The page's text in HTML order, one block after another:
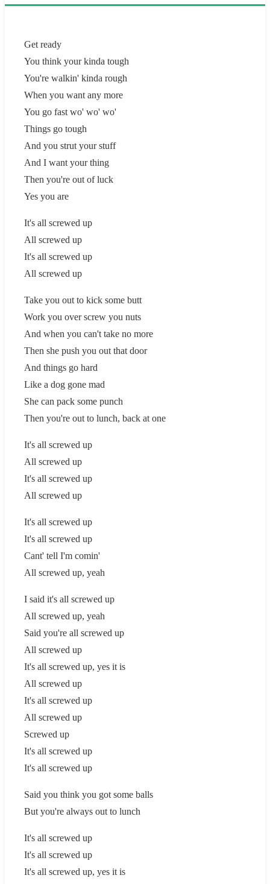
Get ready
You think your kinda tough
You're walkin' kinda rough
When you want any more
You go fast wo' wo' wo'
Things go tough
And you strut your stuff
And I want your thing
Then you're out of luck
Yes you are
It's all screwed up
All screwed up
It's all screwed up
All screwed up
Take you out to kick some butt
Work you over screw you nuts
And when you can't take no more
Then she push you out that door
And things go hard
Like a dog gone mad
She can pack some punch
Then you're out to lunch, back at one
It's all screwed up
All screwed up
It's all screwed up
All screwed up
It's all screwed up
It's all screwed up
Cant' tell I'm comin'
All screwed up, yeah
I said it's all screwed up
All screwed up, yeah
Said you're all screwed up
All screwed up
It's all screwed up, yes it is
All screwed up
It's all screwed up
All screwed up
Screwed up
It's all screwed up
It's all screwed up
Said you think you got some balls
But you're always out to lunch
It's all screwed up
It's all screwed up
It's all screwed up, yes it is